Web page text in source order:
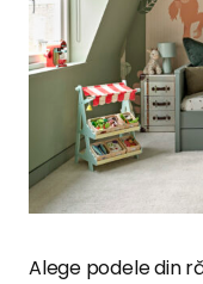
Alege podele din